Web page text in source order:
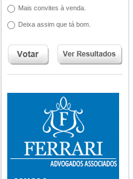
Mais convites à venda.
Deixa assim que tá bom.